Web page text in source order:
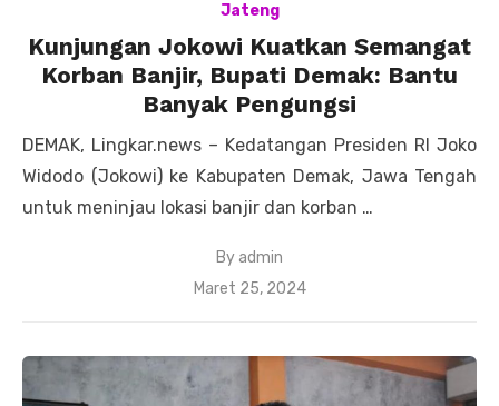
Jateng
Kunjungan Jokowi Kuatkan Semangat
Korban Banjir, Bupati Demak: Bantu
Banyak Pengungsi
DEMAK, Lingkar.news – Kedatangan Presiden RI Joko
Widodo (Jokowi) ke Kabupaten Demak, Jawa Tengah
untuk meninjau lokasi banjir dan korban …
By admin
Posted
Maret 25, 2024